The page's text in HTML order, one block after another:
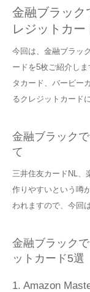
金融ブラック
レジットカー
今回は、金融ブラッ
ードを5枚ご紹介し
タカード、バービー
るクレジットカード
金融ブラック
て
三井住友カードNL、
作りやすいという噂
われますので、今回
金融ブラック
ットカード5選
1. Amazon